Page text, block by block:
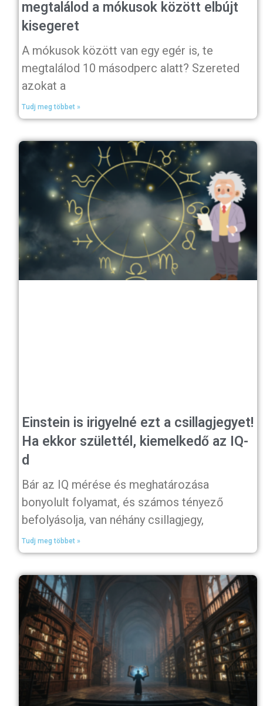
megtalálod a mókusok között elbújt
kisegeret
A mókusok között van egy egér is, te
megtalálod 10 másodperc alatt? Szereted
azokat a
Tudj meg többet »
Einstein is irigyelné ezt a csillagjegyet!
Ha ekkor születtél, kiemelkedő az IQ-
d
Bár az IQ mérése és meghatározása
bonyolult folyamat, és számos tényező
befolyásolja, van néhány csillagjegy,
Tudj meg többet »